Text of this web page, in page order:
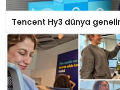
Tencent Hy3 dünya